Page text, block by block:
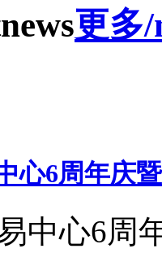
news更多
心6周年庆
中心6周